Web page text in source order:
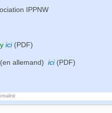
IPPNW
ici(PDF)
(en allemand) ici(PDF)